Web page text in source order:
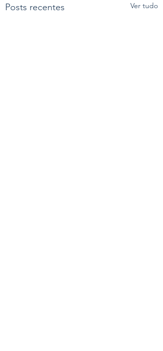
Posts recentes Ver tudo